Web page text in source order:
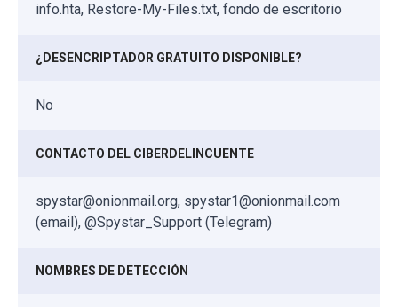
info.hta, Restore-My-Files.txt, fondo de escritorio
¿DESENCRIPTADOR GRATUITO DISPONIBLE?
No
CONTACTO DEL CIBERDELINCUENTE
spystar@onionmail.org, spystar1@onionmail.com
(email), @Spystar_Support (Telegram)
NOMBRES DE DETECCIÓN